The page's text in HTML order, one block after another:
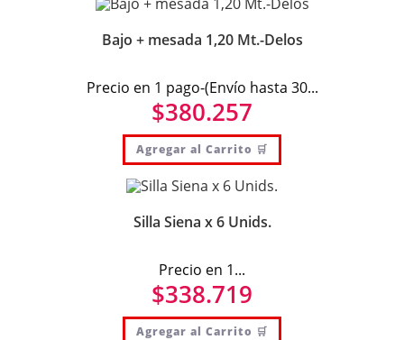
Bajo + mesada 1,20 Mt.-Delos
Precio en 1 pago-(Envío hasta 30...
$380.257
Agregar al Carrito 🛒
Silla Siena x 6 Unids.
Precio en 1...
$338.719
Agregar al Carrito 🛒